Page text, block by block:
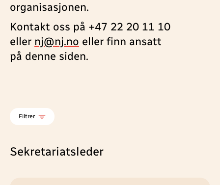
organisasjonen.
Kontakt oss på +47 22 20 11 10
eller nj@nj.no eller finn ansatt
på denne siden.
Filtrer
Sekretariatsleder